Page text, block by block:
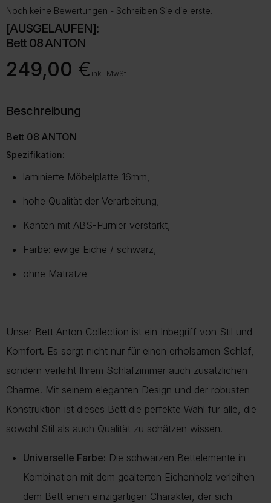
Noch keine Bewertungen - Schreiben Sie die erste.
[AUSGELAUFEN]:
Bett 08 ANTON
249,00 € inkl. MwSt.
Beschreibung
Bett 08 ANTON
Spezifikation:
laminierte Möbelplatte 16mm,
hohe Qualität der Verarbeitung,
Kanten mit ABS-Furnier verstärkt,
Farbe: ewige Eiche / schwarz,
ohne Matratze
Unser Bett Anton Collection ist ein Inbegriff von Stil und
Komfort. Es sorgt nicht nur für einen erholsamen Schlaf,
sondern verleiht Ihrem Schlafzimmer auch zusätzlichen
Charme. Mit seinem eleganten Design und der robusten
Konstruktion ist dieses Bett die perfekte Wahl für alle, die
sowohl Stil als auch Qualität zu schätzen wissen.
Universelle Farbe: Die schwarzen Bettelemente in
Kombination mit dem gealterten Eichenholz verleihen
dem Bett einen einzigartigen Charakter, der sich